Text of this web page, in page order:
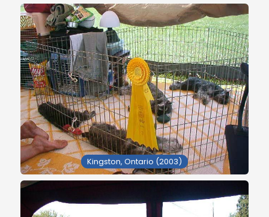
Kingston, Ontario (2003)